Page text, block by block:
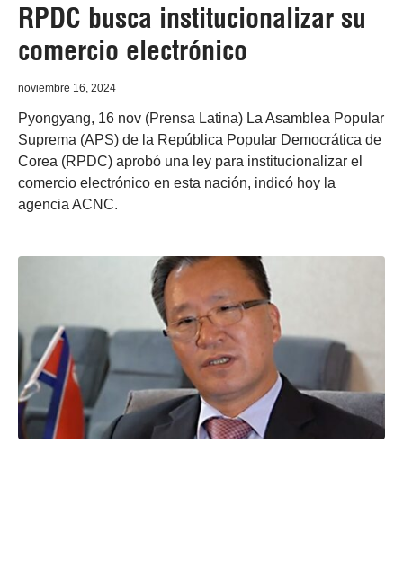
RPDC busca institucionalizar su
comercio electrónico
noviembre 16, 2024
Pyongyang, 16 nov (Prensa Latina) La Asamblea Popular
Suprema (APS) de la República Popular Democrática de
Corea (RPDC) aprobó una ley para institucionalizar el
comercio electrónico en esta nación, indicó hoy la
agencia ACNC.